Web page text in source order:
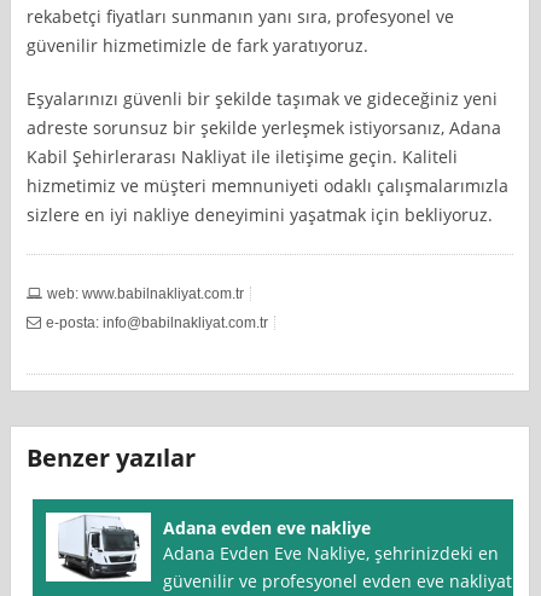
rekabetçi fiyatları sunmanın yanı sıra, profesyonel ve
güvenilir hizmetimizle de fark yaratıyoruz.
Eşyalarınızı güvenli bir şekilde taşımak ve gideceğiniz yeni
adreste sorunsuz bir şekilde yerleşmek istiyorsanız, Adana
Kabil Şehirlerarası Nakliyat ile iletişime geçin. Kaliteli
hizmetimiz ve müşteri memnuniyeti odaklı çalışmalarımızla
sizlere en iyi nakliye deneyimini yaşatmak için bekliyoruz.
web: www.babilnakliyat.com.tr
e-posta:info@babilnakliyat.com.tr
Benzer yazılar
Adana evden eve nakliye
Adana Evden Eve Nakliye, şehrinizdeki en
güvenilir ve profesyonel evden eve nakliyat